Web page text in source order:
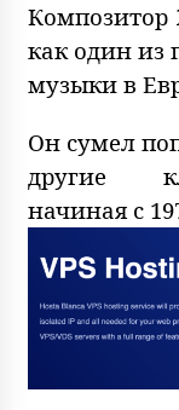
как один из
музыки в
Он сумел
другие
начиная с